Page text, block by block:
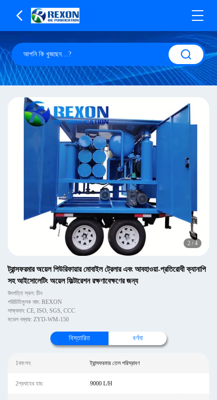
2 / 4
ট্রান্সফরমার অয়েল পিউরিফায়ার মোবাইল ট্রেলার এবং আবহাওয়া-প্রতিরোধী ক্যানাপি
সহ আইসোলেটিং অয়েল ফিল্টারেশন রক্ষণাবেক্ষণের জন্য
উৎপত্তি স্থল: চীন
পরিচিতিমুলক নাম: REXON
সাক্ষ্যদান: CE, ISO, SGS, CCC
মডেল নম্বার: ZYD-WM-150
বিস্তারিত বর্ণনা
1ফাংশন: ট্রান্সফরমার তেল পরিস্রাবণ
2প্রবাহের হার: 9000 L/H